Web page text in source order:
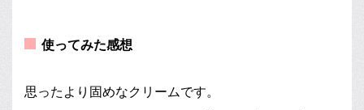
使ってみた感想
思ったより固めなクリームです。